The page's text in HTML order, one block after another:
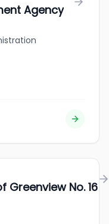
Agency
Greenview No. 16